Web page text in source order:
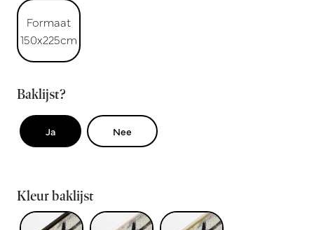
Formaat
150x225cm
Baklijst?
Ja Nee
Kleur baklijst